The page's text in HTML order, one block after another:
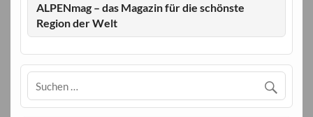
ALPENmag – das Magazin für die schönste
Region der Welt